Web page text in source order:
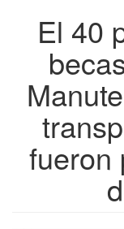
El 40
fueron